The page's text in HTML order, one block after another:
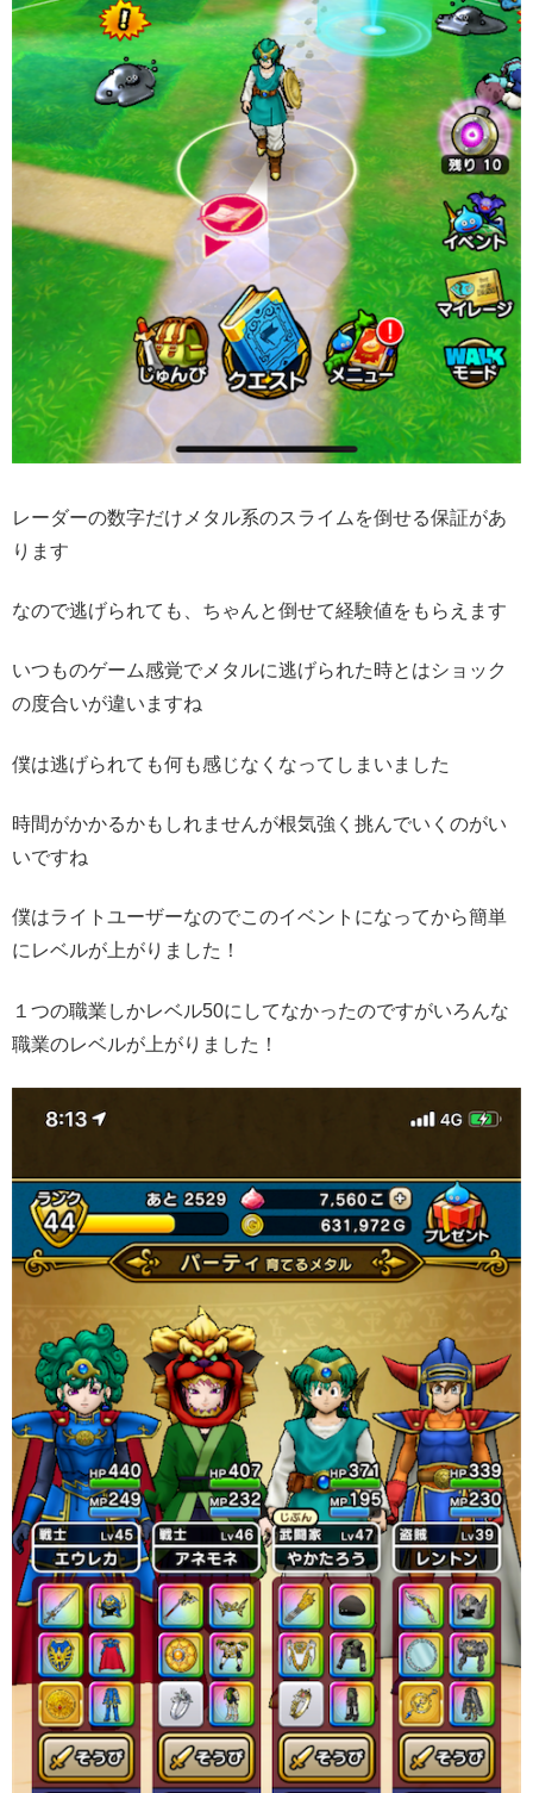
レーダーの数字だけメタル系のスライムを倒せる保証があ
ります
なので逃げられても、ちゃんと倒せて経験値をもらえます
いつものゲーム感覚でメタルに逃げられた時とはショック
の度合いが違いますね
僕は逃げられても何も感じなくなってしまいました
時間がかかるかもしれませんが根気強く挑んでいくのがい
いですね
僕はライトユーザーなのでこのイベントになってから簡単
にレベルが上がりました！
１つの職業しかレベル50にしてなかったのですがいろんな
職業のレベルが上がりました！